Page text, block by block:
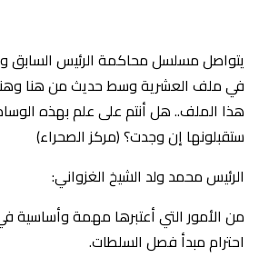
يتواصل مسلسل محاكمة الرئيس
في ملف العشرية وسط حديث من هنا
هذا الملف.. هل أنتم على علم بهذه
ستقبلونها إن وجدت؟ (مركز الصحراء)
الرئيس محمد ولد الشيخ الغزواني:
من الأمور التي أعتبرها مهمة وأساسية
احترام مبدأ فصل السلطات.